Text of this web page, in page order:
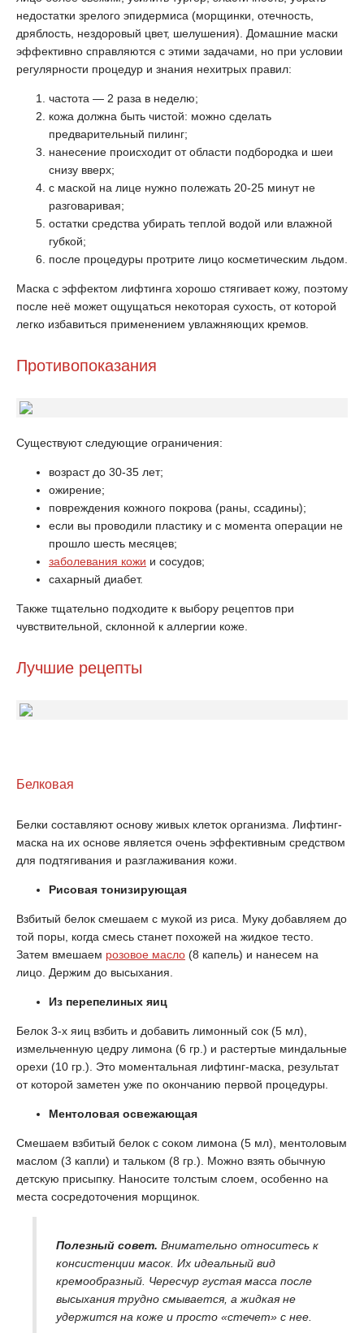
недостатки зрелого эпидермиса (морщинки, отечность,
дряблость, нездоровый цвет, шелушения). Домашние маски
эффективно справляются с этими задачами, но при условии
регулярности процедур и знания нехитрых правил:
частота — 2 раза в неделю;
кожа должна быть чистой: можно сделать
предварительный пилинг;
нанесение происходит от области подбородка и шеи
снизу вверх;
с маской на лице нужно полежать 20-25 минут не
разговаривая;
остатки средства убирать теплой водой или влажной
губкой;
после процедуры протрите лицо косметическим льдом.
Маска с эффектом лифтинга хорошо стягивает кожу, поэтому
после неё может ощущаться некоторая сухость, от которой
легко избавиться применением увлажняющих кремов.
Противопоказания
Существуют следующие ограничения:
возраст до 30-35 лет;
ожирение;
повреждения кожного покрова (раны, ссадины);
если вы проводили пластику и с момента операции не
прошло шесть месяцев;
заболевания кожи и сосудов;
сахарный диабет.
Также тщательно подходите к выбору рецептов при
чувствительной, склонной к аллергии коже.
Лучшие рецепты
Белковая
Белки составляют основу живых клеток организма. Лифтинг-
маска на их основе является очень эффективным средством
для подтягивания и разглаживания кожи.
Рисовая тонизирующая
Взбитый белок смешаем с мукой из риса. Муку добавляем до
той поры, когда смесь станет похожей на жидкое тесто.
Затем вмешаем розовое масло (8 капель) и нанесем на
лицо. Держим до высыхания.
Из перепелиных яиц
Белок 3-х яиц взбить и добавить лимонный сок (5 мл),
измельченную цедру лимона (6 гр.) и растертые миндальные
орехи (10 гр.). Это моментальная лифтинг-маска, результат
от которой заметен уже по окончанию первой процедуры.
Ментоловая освежающая
Смешаем взбитый белок с соком лимона (5 мл), ментоловым
маслом (3 капли) и тальком (8 гр.). Можно взять обычную
детскую присыпку. Наносите толстым слоем, особенно на
места сосредоточения морщинок.
Полезный совет. Внимательно относитесь к
консистенции масок. Их идеальный вид
кремообразный. Чересчур густая масса после
высыхания трудно смывается, а жидкая не
удержится на коже и просто «стечет» с нее.